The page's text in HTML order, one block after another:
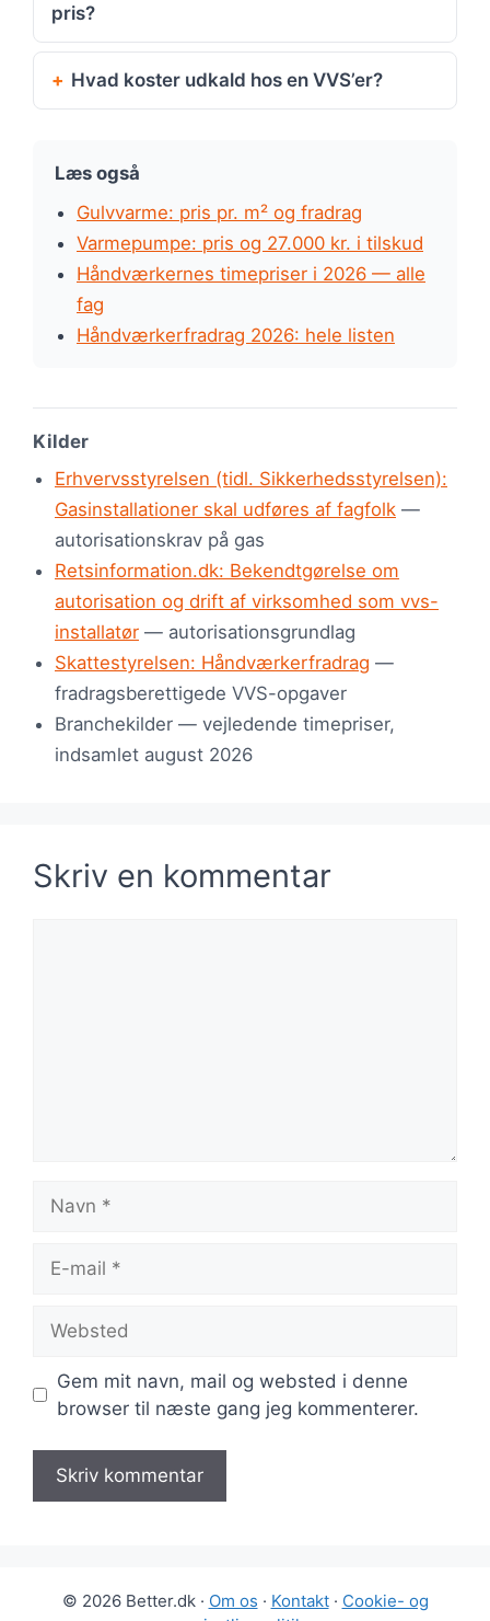
pris?
Hvad koster udkald hos en VVS’er?
Læs også
Gulvvarme: pris pr. m² og fradrag
Varmepumpe: pris og 27.000 kr. i tilskud
Håndværkernes timepriser i 2026 — alle
fag
Håndværkerfradrag 2026: hele listen
Kilder
Erhvervsstyrelsen (tidl. Sikkerhedsstyrelsen):
Gasinstallationer skal udføres af fagfolk —
autorisationskrav på gas
Retsinformation.dk: Bekendtgørelse om
autorisation og drift af virksomhed som vvs-
installatør — autorisationsgrundlag
Skattestyrelsen: Håndværkerfradrag —
fradragsberettigede VVS-opgaver
Branchekilder — vejledende timepriser,
indsamlet august 2026
Skriv en kommentar
mail
Gem mit navn, mail og websted i denne
browser til næste gang jeg kommenterer.
© 2026 Better.dk · Om os · Kontakt· Cookie- og